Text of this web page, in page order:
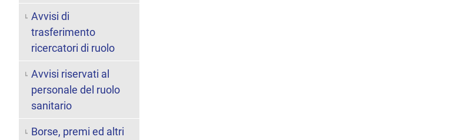
Avvisi di
trasferimento
ricercatori di ruolo
Avvisi riservati al
personale del ruolo
sanitario
Borse, premi ed altri